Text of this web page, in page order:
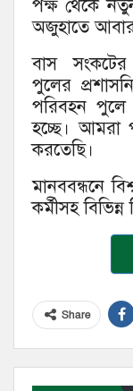
পক্ষ থেকে
অজুহাতে আবার
বাস সংকটের
পুলের
পরিবহন
হচ্ছে। আমরা
করতেছি।
মানববন্ধনে
কর্মীসহ বিভিন্ন
Share